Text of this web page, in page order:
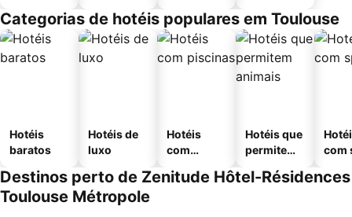
Categorias de hotéis populares em Toulouse
Hotéis
baratos
Hotéis de
luxo
Hotéis
com
Hotéis que
permitem
com
Destinos perto de Zenitude Hôtel-Résidences
Toulouse Métropole